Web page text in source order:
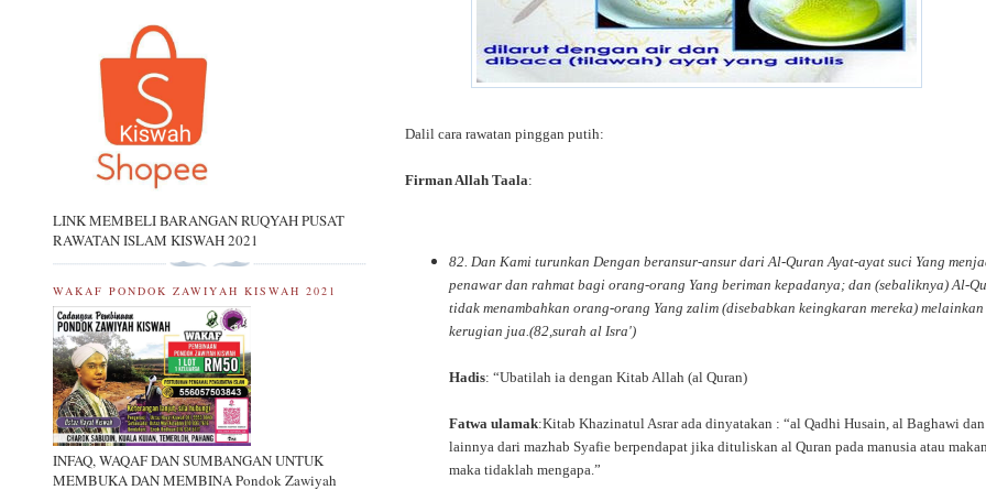
Dalil cara rawatan pinggan putih:
Firman Allah Taala:
82. Dan Kami turunkan Dengan beransur-ansur dari Al-Quran Ayat-ayat suci Yang
penawar dan rahmat bagi orang-orang Yang beriman kepadanya; dan (sebaliknya) Al-
tidak menambahkan orang-orang Yang zalim (disebabkan keingkaran mereka) melainkan
kerugian jua.(82,surah al Isra')
Hadis: “Ubatilah ia dengan Kitab Allah (al Quran)
Fatwa ulamak:Kitab Khazinatul Asrar ada dinyatakan : “al Qadhi Husain, al Baghawi dan
lainnya dari mazhab Syafie berpendapat jika dituliskan al Quran pada manusia atau
maka tidaklah mengapa.”
LINK MEMBELI BARANGAN RUQYAH PUSAT
RAWATAN ISLAM KISWAH 2021
WAKAF PONDOK ZAWIYAH KISWAH 2021
INFAQ, WAQAF DAN SUMBANGAN UNTUK
MEMBUKA DAN MEMBINA Pondok Zawiyah